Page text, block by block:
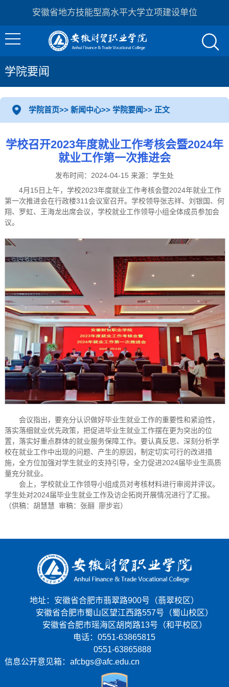
安徽省地方技能型高水平大学立项建设单位
学院要闻
学院首页>> 新闻中心>> 学院要闻>> 正文
学校召开2023年度就业工作考核会暨2024年
就业工作第一次推进会
发布时间：2024-04-15 来源：学生处
4月15日上午，学校2023年度就业工作考核会暨2024年就业工作
第一次推进会在行政楼311会议室召开。学校领导张志祥、刘银国、何
翔、罗虹、王海龙出席会议，学校就业工作领导小组全体成员参加会
议。
会议指出，要充分认识做好毕业生就业工作的重要性和紧迫性，
落实落细就业优先政策，把促进毕业生就业工作摆在更为突出的位
置，落实好重点群体的就业服务保障工作。要认真反思、深刻分析学
校在就业工作中出现的问题、产生的原因，制定切实可行的改进措
施，全方位加强对学生就业的支持引导，全力促进2024届毕业生高质
量充分就业。
会上，学校就业工作领导小组成员对考核材料进行审阅并评议。
学生处对2024届毕业生就业工作及访企拓岗开展情况进行了汇报。
（供稿：胡慧慧 审稿：张翮 廖步岩）
地址：安徽省合肥市翡翠路900号（翡翠校区）
安徽省合肥市蜀山区望江西路557号（蜀山校区）
安徽省合肥市瑶海区胡岗路13号（和平校区）
电话：0551-63865815
0551-63865888
信息公开意见箱：afcbgs@afc.edu.cn